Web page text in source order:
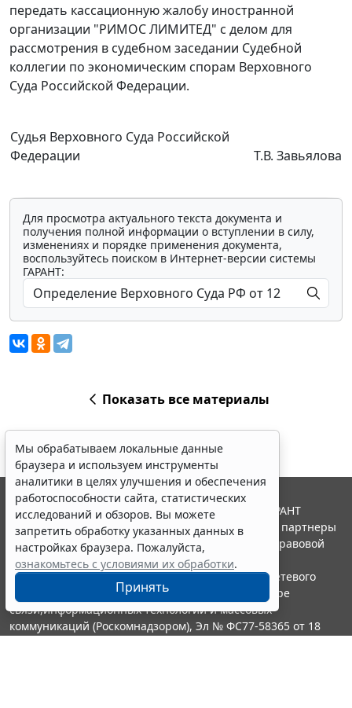
передать кассационную жалобу иностранной
организации "РИМОС ЛИМИТЕД" с делом для
рассмотрения в судебном заседании Судебной
коллегии по экономическим спорам Верховного
Суда Российской Федерации.
Судья Верховного Суда Российской
Федерации
Т.В. Завьялова
Для просмотра актуального текста документа и
получения полной информации о вступлении в силу,
изменениях и порядке применения документа,
воспользуйтесь поиском в Интернет-версии системы
ГАРАНТ:
Показать все материалы
Мы обрабатываем локальные данные
браузера и используем инструменты
аналитики в целях улучшения и обеспечения
работоспособности сайта, статистических
исследований и обзоров. Вы можете
запретить обработку указанных данных в
настройках браузера. Пожалуйста,
ознакомьтесь с условиями их обработки.
Принять
© ООО "НПП "ГАРАНТ-СЕРВИС", 2026. Система ГАРАНТ
выпускается с 1990 года. Компания "Гарант" и ее партнеры
являются участниками Российской ассоциации правовой
информации ГАРАНТ.
Портал ГАРАНТ.РУ зарегистрирован в качестве сетевого
издания Федеральной службой по надзору в сфере
связи,информационных технологий и массовых
коммуникаций (Роскомнадзором), Эл № ФС77-58365 от 18